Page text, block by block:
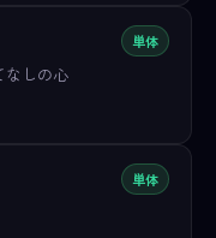
単体
なしの心
単体